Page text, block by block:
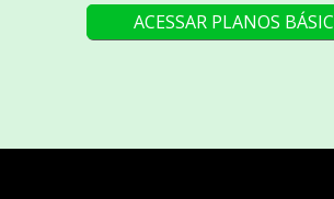
ACESSAR PLANOS